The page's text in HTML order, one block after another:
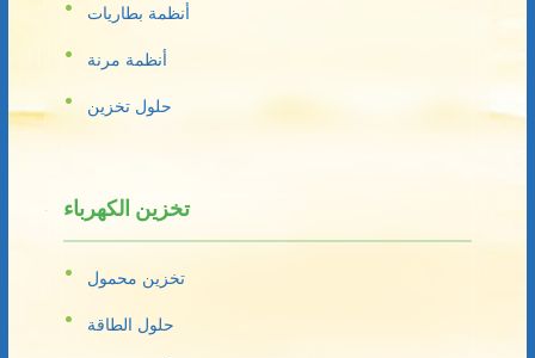
أنظمة بطاريات
أنظمة مرنة
حلول تخزين
تخزين الكهرباء
تخزين محمول
حلول الطاقة